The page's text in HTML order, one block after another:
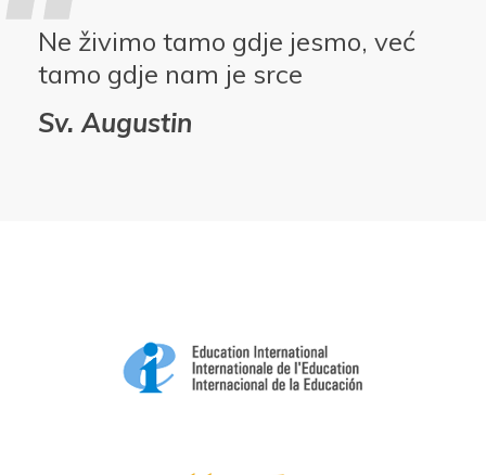
Ne živimo tamo gdje jesmo, već
tamo gdje nam je srce
Sv. Augustin